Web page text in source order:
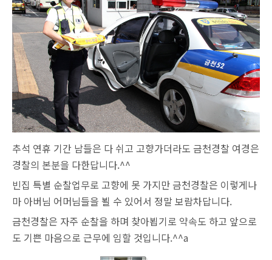
추석 연휴 기간 남들은 다 쉬고 고향가더라도 금천경찰 여경은
경찰의 본분을 다한답니다.^^
빈집 특별 순찰업무로 고향에 못 가지만 금천경찰은 이렇게나
마 아버님 어머님들을 뵐 수 있어서 정말 보람차답니다.
금천경찰은 자주 순찰을 하며 찾아뵙기로 약속도 하고 앞으로
도 기쁜 마음으로 근무에 임할 것입니다.^^a